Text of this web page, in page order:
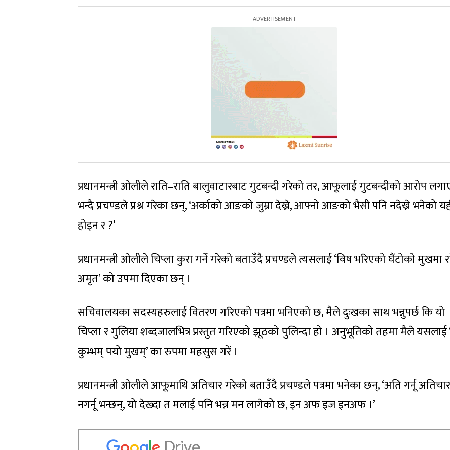
प्रधानमन्त्री ओलीले राति–राति बालुवाटारबाट गुटबन्दी गरेको तर, आफूलाई गुटबन्दीको आरोप
भन्दै प्रचण्डले प्रश्न गरेका छन्, ‘अर्काको आङको जुम्रा देख्ने, आफ्नो आङको भैसी पनि नदेख्ने भनेको
होइन र ?’
प्रधानमन्त्री ओलीले चिप्ला कुरा गर्ने गरेको बताउँदै प्रचण्डले त्यसलाई ‘विष भरिएको घैंटोको मुखमा
अमृत’ को उपमा दिएका छन् ।
सचिवालयका सदस्यहरुलाई वितरण गरिएको पत्रमा भनिएको छ, मैले दुःखका साथ भन्नुपर्छ कि यो
चिप्ला र गुलिया शब्दजालभित्र प्रस्तुत गरिएको झूठको पुलिन्दा हो । अनुभूतिको तहमा मैले यसलाई
कुम्भम् पयो मुखम्’ का रुपमा महसुस गरें ।
प्रधानमन्त्री ओलीले आफूमाथि अतिचार गरेको बताउँदै प्रचण्डले पत्रमा भनेका छन्, ‘अति गर्नू अतिचार
नगर्नू भन्छन्, यो देख्दा त मलाई पनि भन्न मन लागेको छ, इन अफ इज इनअफ ।’